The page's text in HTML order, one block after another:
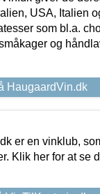
USA, Italien
som bl.a.
og
HaugaardVin.dk
er en vinklub,
Klik her for at se